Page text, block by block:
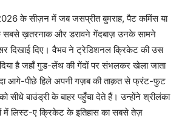
के सीज़न में जब जसप्रीत बुमराह, पैट कमिंस या
सबसे ख़तरनाक और डरावने गेंदबाज़ उनके सामने
दिखाई दिए। वैभव ने ट्रेडिशनल क्रिकेट की उस
दिया है जहाँ गुड-लेंथ की गेंदों पर संभलकर खेला जाता
आगे-पीछे हिले अपनी गज़ब की ताक़त से फ्रंट-फुट
सीधे बाउंड्री के बाहर पहुँचा देते हैं। उन्होंने श्रीलंका
में लिस्ट-ए क्रिकेट के इतिहास का सबसे तेज़